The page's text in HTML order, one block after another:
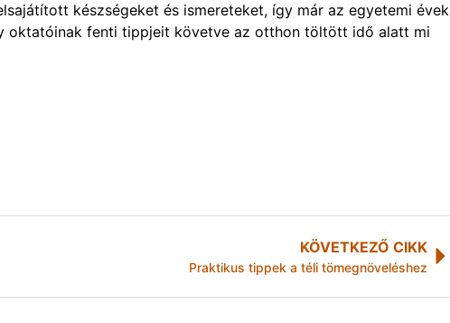
készségeket és ismereteket, így már az egyetemi évek
oktatóinak fenti tippjeit követve az otthon töltött idő alatt mi
KÖVETKEZŐ CIKK
Praktikus tippek a téli tömegnöveléshez